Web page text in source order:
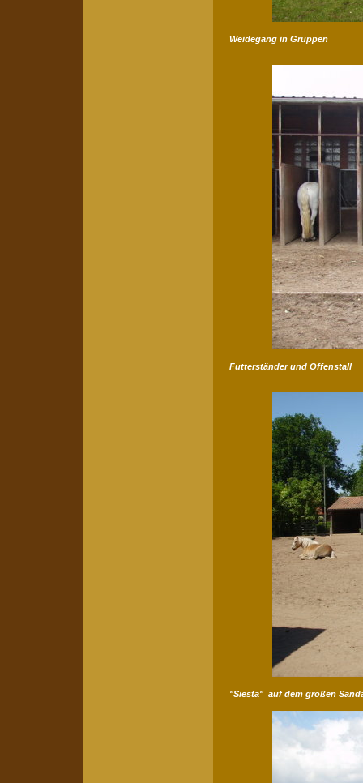
Weidegang in Gruppen
Futterständer und Offenstall
"Siesta" auf dem großen